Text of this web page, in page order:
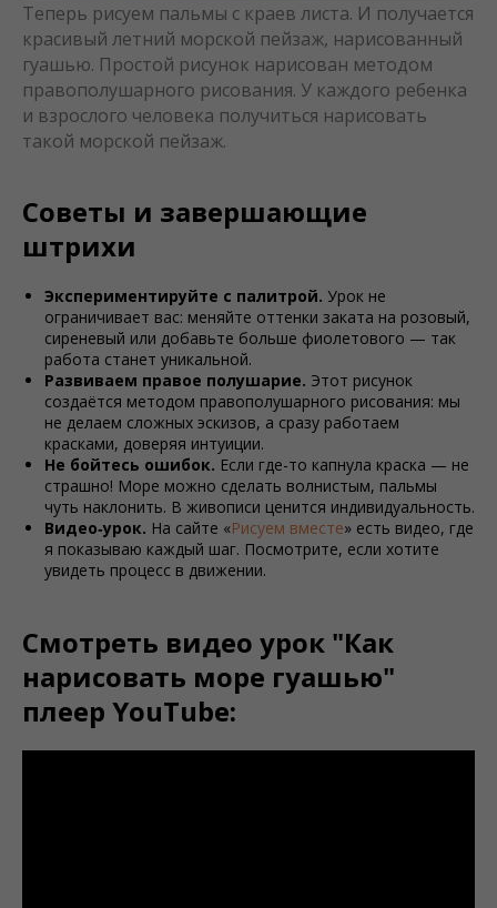
Теперь рисуем пальмы с краев листа. И получается
красивый летний морской пейзаж, нарисованный
гуашью. Простой рисунок нарисован методом
правополушарного рисования. У каждого ребенка
и взрослого человека получиться нарисовать
такой морской пейзаж.
Советы и завершающие
штрихи
Экспериментируйте с палитрой. Урок не
ограничивает вас: меняйте оттенки заката на розовый,
сиреневый или добавьте больше фиолетового — так
работа станет уникальной.
Развиваем правое полушарие. Этот рисунок
создаётся методом правополушарного рисования: мы
не делаем сложных эскизов, а сразу работаем
красками, доверяя интуиции.
Не бойтесь ошибок. Если где-то капнула краска — не
страшно! Море можно сделать волнистым, пальмы
чуть наклонить. В живописи ценится индивидуальность.
Видео‑урок. На сайте «Рисуем вместе» есть видео, где
я показываю каждый шаг. Посмотрите, если хотите
увидеть процесс в движении.
Смотреть видео урок "Как
нарисовать море гуашью"
плеер YouTube: